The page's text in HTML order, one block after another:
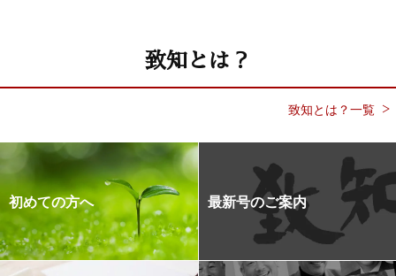
致知とは？
致知とは？一覧
初めての方へ 最新号のご案内